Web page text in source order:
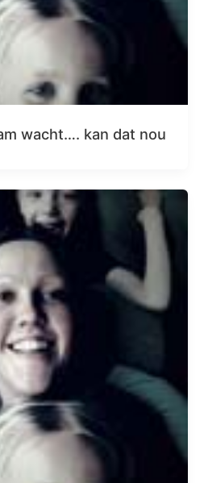
wacht…. kan dat nou